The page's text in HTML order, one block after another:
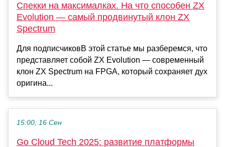
Спекки на максималках. На что способен ZX
Evolution — самый продвинутый клон ZX
Spectrum
Для подписчиковВ этой статье мы разберемся, что
представляет собой ZX Evolution — современный
клон ZX Spectrum на FPGA, который сохраняет дух
оригина...
15:00, 16 Сен
Go Cloud Tech 2025: развитие платформы